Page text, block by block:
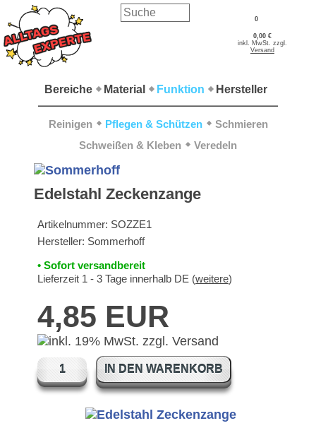
0
0,00 €
inkl. MwSt. zzgl.
Versand
Bereiche Material Funktion Hersteller
Reinigen Pflegen & Schützen
Schmieren
Schweißen & Kleben
Veredeln
Edelstahl Zeckenzange
Artikelnummer: SOZZE1
Hersteller: Sommerhoff
• Sofort versandbereit
Lieferzeit 1 - 3 Tage innerhalb DE (weitere)
4,85 EUR
IN DEN WARENKORB